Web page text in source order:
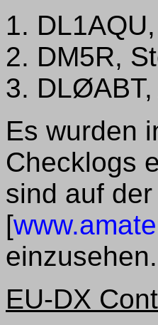
1.
2. DM5R,
3.
Es wurden
Checklogs
sind auf
[
einzusehen.
EU-DX